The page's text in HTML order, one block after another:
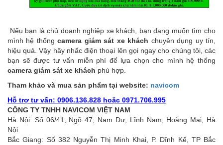
Nếu bạn là chủ doanh nghiệp xe khách, bạn đang muốn tìm cho
mình hệ thốngcamera giám sát xe khách chuyên dụng uy tín,
hiệu quả. Vậy hãy nhấc điện thoại lên gọi ngay cho chúng tôi, các
bạn sẽ được tư vấn miễn phí để lựa chọn cho mình hệ thống
camera giám sát xe khách phù hợp.
Tham khảo và mua sản phẩm tại website: navicom
Hỗ trợ tư vấn: 0906.136.828 hoặc 0971.706.995
CÔNG TY TNHH NAVICOM VIỆT NAM
Hà Nội: Số 06/41, Ngõ 47, Nam Dư, Lĩnh Nam, Hoàng Mai, Hà
Nội
Bắc Giang: Số 382 Nguyễn Thị Minh Khai, P. Dĩnh Kế, TP Bắc